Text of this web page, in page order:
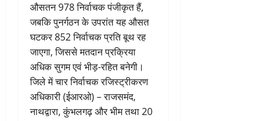
औसतन 978 निर्वाचक पंजीकृत हैं,
जबकि पुनर्गठन के उपरांत यह औसत
घटकर 852 निर्वाचक प्रति बूथ रह
जाएगा, जिससे मतदान प्रक्रिया
अधिक सुगम एवं भीड़-रहित बनेगी।
जिले में चार निर्वाचक रजिस्ट्रीकरण
अधिकारी (ईआरओ) – राजसमंद,
नाथद्वारा, कुंभलगढ़ और भीम तथा 20